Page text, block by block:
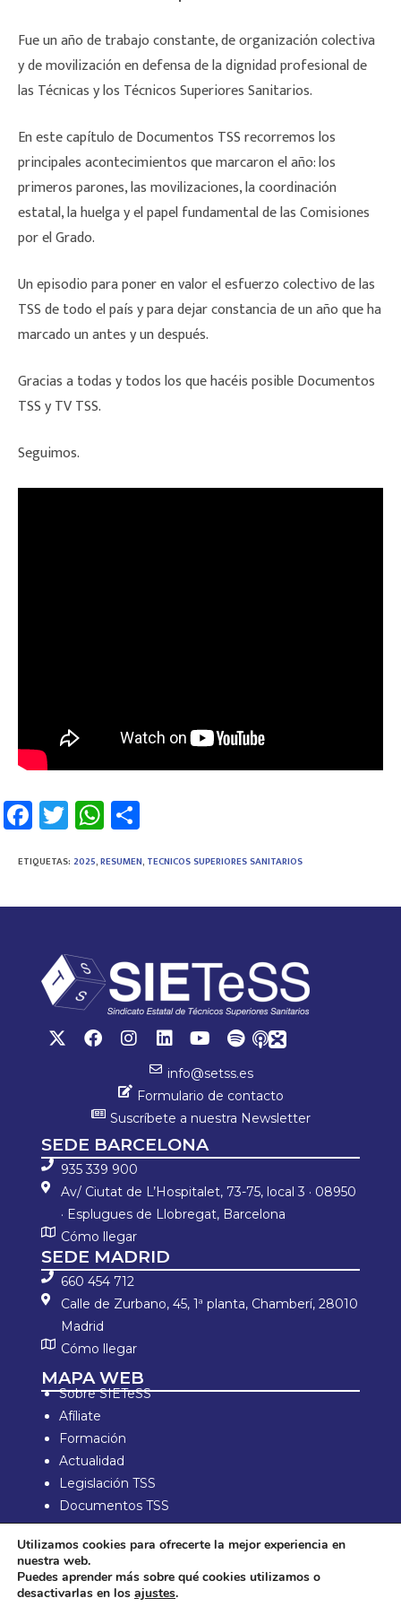
Fue un año de trabajo constante, de organización colectiva
y de movilización en defensa de la dignidad profesional de
las Técnicas y los Técnicos Superiores Sanitarios.
En este capítulo de Documentos TSS recorremos los
principales acontecimientos que marcaron el año: los
primeros parones, las movilizaciones, la coordinación
estatal, la huelga y el papel fundamental de las Comisiones
por el Grado.
Un episodio para poner en valor el esfuerzo colectivo de las
TSS de todo el país y para dejar constancia de un año que ha
marcado un antes y un después.
Gracias a todas y todos los que hacéis posible Documentos
TSS y TV TSS.
Seguimos.
Fa
ce
b
o
T
wi
tt
er
W
h
at
sA
p
m
p
tir
ETIQUETAS: 2025,RESUMEN, TECNICOS SUPERIORES SANITARIOS
info@setss.es
Formulario de contacto
Suscríbete a nuestra Newsletter
SEDE BARCELONA
935 339 900
Av/ Ciutat de L’Hospitalet, 73-75, local 3 · 08950
· Esplugues de Llobregat, Barcelona
Cómo llegar
SEDE MADRID
660 454 712
Calle de Zurbano, 45, 1ª planta, Chamberí, 28010
Madrid
Cómo llegar
MAPA WEB
Sobre SIETeSS
Afíliate
Formación
Actualidad
Legislación TSS
Documentos TSS
Información laboral
Zona de Socios
Aviso Legal y política de privacidad
Política de compra y devolución
Utilizamos cookies para ofrecerte la mejor experiencia en
nuestra web.
Puedes aprender más sobre qué cookies utilizamos o
desactivarlas en los ajustes.